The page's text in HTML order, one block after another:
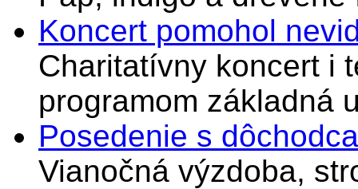
Koncert pomohol
Charitatívny koncert i
programom základná
Posedenie s
Vianočná výzdoba,